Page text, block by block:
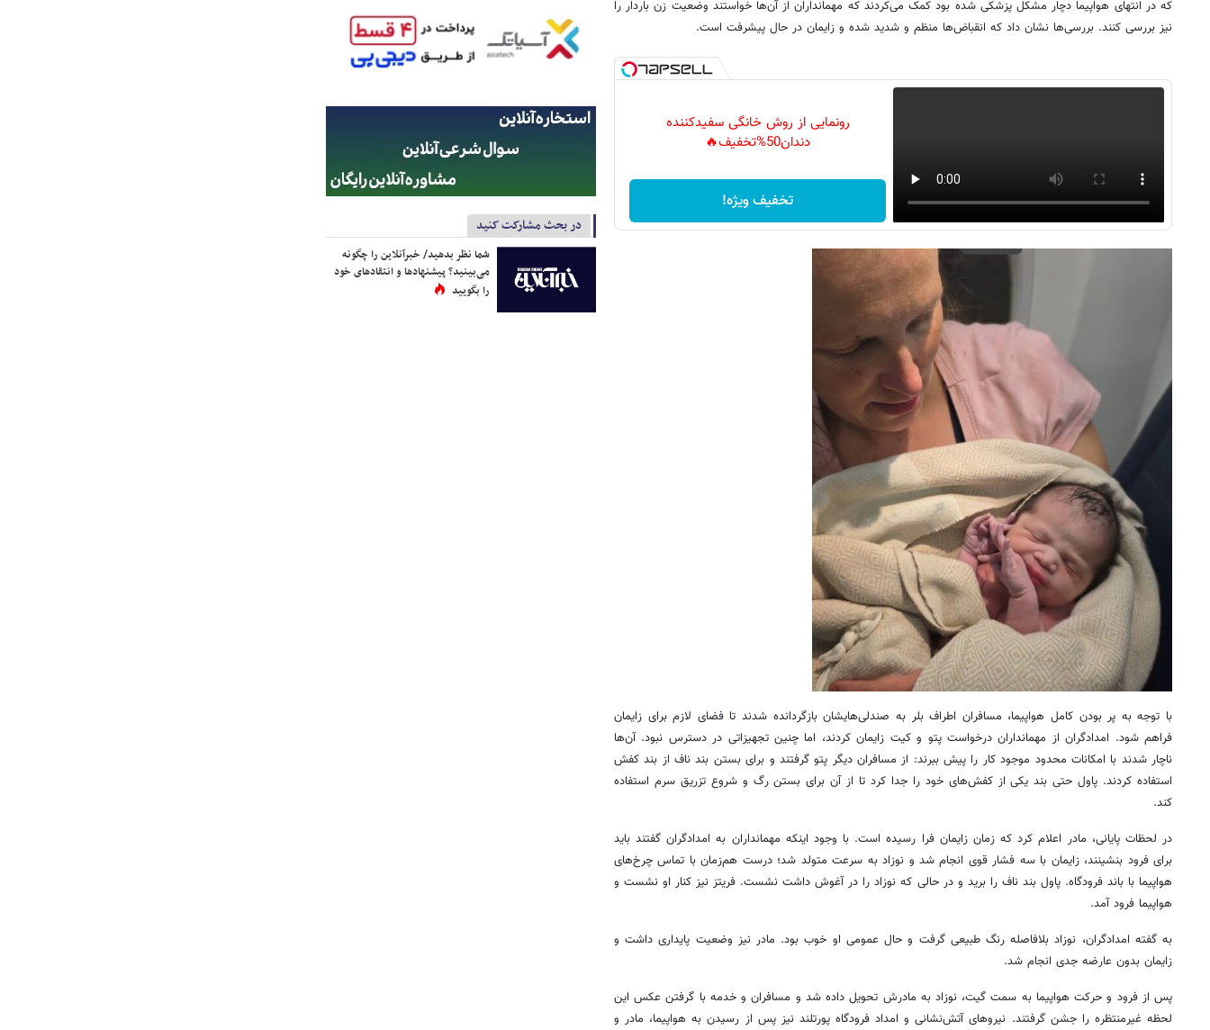
که در انتهای هواپیما دچار مشکل پزشکی شده بود کمک می‌کردند که مهمانداران از آن‌ها خواستند وضعیت زن باردار را
نیز بررسی کنند. بررسی‌ها نشان داد که انقباض‌ها منظم و شدید شده و زایمان در حال پیشرفت است.
رونمایی از روش خانگی سفیدکننده
دندان50%تخفیف🔥
تخفیف ویژه!
با توجه به پر بودن کامل هواپیما، مسافران اطراف بلر به صندلی‌هایشان بازگردانده شدند تا فضای لازم برای زایمان
فراهم شود. امدادگران از مهمانداران درخواست پتو و کیت زایمان کردند، اما چنین تجهیزاتی در دسترس نبود. آن‌ها
ناچار شدند با امکانات محدود موجود کار را پیش ببرند: از مسافران دیگر پتو گرفتند و برای بستن بند ناف از بند کفش
استفاده کردند. پاول حتی بند یکی از کفش‌های خود را جدا کرد تا از آن برای بستن رگ و شروع تزریق سرم استفاده
کند.
در لحظات پایانی، مادر اعلام کرد که زمان زایمان فرا رسیده است. با وجود اینکه مهمانداران به امدادگران گفتند باید
برای فرود بنشینند، زایمان با سه فشار قوی انجام شد و نوزاد به سرعت متولد شد؛ درست هم‌زمان با تماس چرخ‌های
هواپیما با باند فرودگاه. پاول بند ناف را برید و در حالی که نوزاد را در آغوش داشت نشست. فریتز نیز کنار او نشست و
هواپیما فرود آمد.
به گفته امدادگران، نوزاد بلافاصله رنگ طبیعی گرفت و حال عمومی او خوب بود. مادر نیز وضعیت پایداری داشت و
زایمان بدون عارضه جدی انجام شد.
پس از فرود و حرکت هواپیما به سمت گیت، نوزاد به مادرش تحویل داده شد و مسافران و خدمه با گرفتن عکس این
لحظه غیرمنتظره را جشن گرفتند. نیروهای آتش‌نشانی و امداد فرودگاه پورتلند نیز پس از رسیدن به هواپیما، مادر و
در بحث مشارکت کنید
شما نظر بدهید/ خبرآنلاین را چگونه
می‌بینید؟ پیشنهادها و انتقادهای خود
را بگویید